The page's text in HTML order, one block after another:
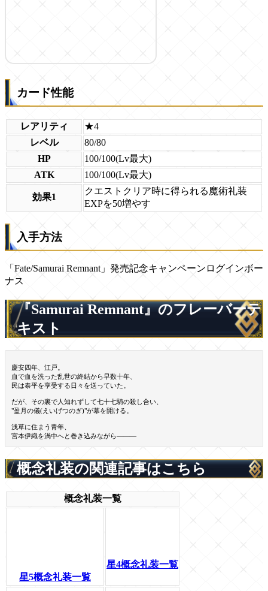
カード性能
レアリティ
★4
レベル
80/80
HP
100/100(Lv最大)
ATK
100/100(Lv最大)
効果1
クエストクリア時に得られる魔術礼装
EXPを50増やす
入手方法
「Fate/Samurai Remnant」発売記念キャンペーンログインボー
ナス
『Samurai Remnant』のフレーバーテ
キスト
慶安四年、江戸。
血で血を洗った乱世の終結から早数十年、
民は泰平を享受する日々を送っていた。
だが、その裏で人知れずして七十七騎の殺し合い、
"盈月の儀(えいげつのぎ)"が幕を開ける。
浅草に住まう青年、
宮本伊織を渦中へと巻き込みながら―――
概念礼装の関連記事はこちら
概念礼装一覧
星5概念礼装一覧
星4概念礼装一覧